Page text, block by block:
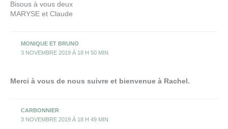
Bisous à vous deux
MARYSE et Claude
MONIQUE ET BRUNO
3 NOVEMBRE 2019 À 18 H 50 MIN
Merci à vous de nous suivre et bienvenue à Rachel.
CARBONNIER
3 NOVEMBRE 2019 À 18 H 49 MIN